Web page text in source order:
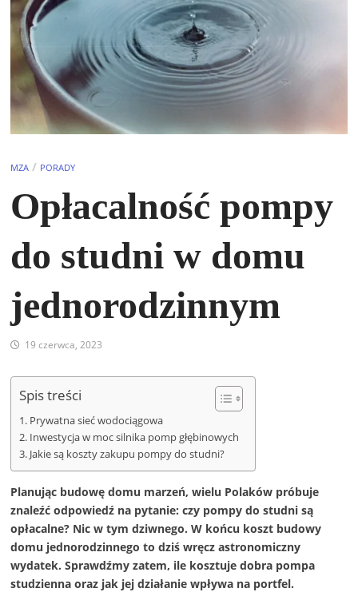
MZA / PORADY
Opłacalność pompy
do studni w domu
jednorodzinnym
19 czerwca, 2023
Spis treści
Prywatna sieć wodociągowa
Inwestycja w moc silnika pomp głębinowych
Jakie są koszty zakupu pompy do studni?
Planując budowę domu marzeń, wielu Polaków próbuje
znaleźć odpowiedź na pytanie: czy pompy do studni są
opłacalne? Nic w tym dziwnego. W końcu koszt budowy
domu jednorodzinnego to dziś wręcz astronomiczny
wydatek. Sprawdźmy zatem, ile kosztuje dobra pompa
studzienna oraz jak jej działanie wpływa na portfel.